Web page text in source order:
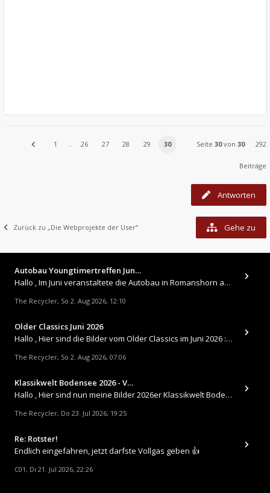
1 … 26 27 28 29 30 Seite 30von 30 292
Beiträge
Antworten
Zurück zu „Die Webprojekte der User“ Gehe zu
Autobau Youngtimertreffen Jun…
Hallo , Im Juni veranstaltete die Autobau in Romanshorn auf ihrem Gelände ein kleines Youngtimertreffen : https://up.
The Recycler, So 2. Aug 2026, 12:10
Older Classics Juni 2026
​Hallo , Hier sind die Bilder vom Older Classics im Juni 2026 : https://up.picr.de/51155940wd.jpg https://up.pic
The Recycler, So 2. Aug 2026, 07:06
Klassikwelt Bodensee 2026 - V…
Hallo , Hier sind nun meine Bilder 2026er Klassikwelt Bodensee 😀 https://up.picr.de/51125547rb.jpg https://up.pi
The Recycler, Do 23. Jul 2026, 19:25
Re: Rotster!
Endlich eingefahren, jetzt darfste Vollgas geben 👍
C01, Di 21. Jul 2026, 22:26